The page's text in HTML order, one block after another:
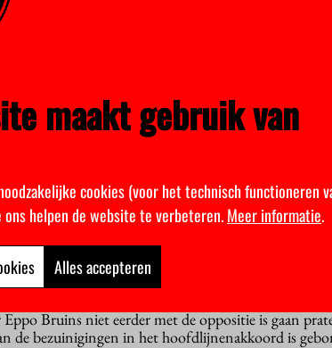
in handen te hebben waarin ambtenaren allerlei
met de langstudeerboete: die treft vooral
uitzonderingen te maken. Ook plaatsen de
internationale studenten’, die hoogst onzeker zijn.
alle begrotingen, dus ook de OCW-begroting.
en onderzoek, maar ook op de rest van het
à la de btw-verhoging op cultuur en boeken, die
heeft beloofd daar een alternatief voor te
niet accepteren.
wie heeft deze politieke situatie laten ontstaan?
Bruins niet eerder met de oppositie is gaan
de bezuinigingen in het hoofdlijnenakkoord is
maakt gebruik van
cookies (voor het technisch functioneren
helpen de website te verbeteren.Meer informatie.
Alles accepteren